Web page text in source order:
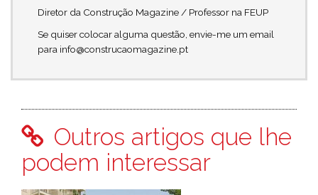
Diretor da Construção Magazine / Professor na FEUP
Se quiser colocar alguma questão, envie-me um email
para info@construcaomagazine.pt
Outros artigos que lhe
podem interessar